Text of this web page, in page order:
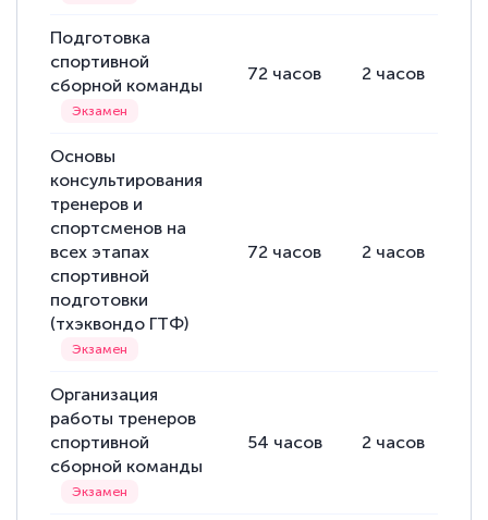
Подготовка
спортивной
сборной команды
72 часов 2 часов
Основы
консультирования
тренеров и
спортсменов на
всех этапах
спортивной
подготовки
(тхэквондо ГТФ)
72 часов 2 часов
Организация
работы тренеров
спортивной
сборной команды
54 часов 2 часов